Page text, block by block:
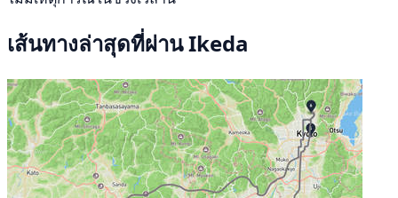
เส้นทางล่าสุดที่ผ่าน Ikeda